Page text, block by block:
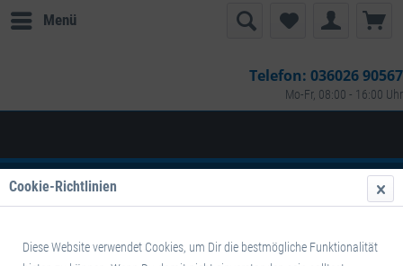
Menü
Telefon: 036026 90567
Mo-Fr, 08:00 - 16:00 Uhr
Übersicht 100 x 200 cm
mit Vlies Bezug Blau
Cookie-Richtlinien
Diese Website verwendet Cookies, um Dir die bestmögliche Funktionalität